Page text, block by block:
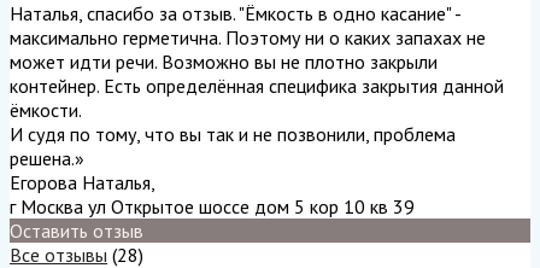
Наталья, спасибо за отзыв. "Ёмкость в одно касание" -
максимально герметична. Поэтому ни о каких запахах не
может идти речи. Возможно вы не плотно закрыли
контейнер. Есть определённая специфика закрытия данной
ёмкости.
И судя по тому, что вы так и не позвонили, проблема
решена.»
Егорова Наталья,
г Москва ул Открытое шоссе дом 5 кор 10 кв 39
Оставить отзыв
Все отзывы (28)